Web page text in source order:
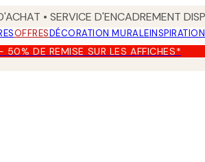
• SERVICE D'ENCADREMENT
OFFRESDÉCORATION MURALEINSPIRATION
50% DE REMISE SUR LES AFFICHES*